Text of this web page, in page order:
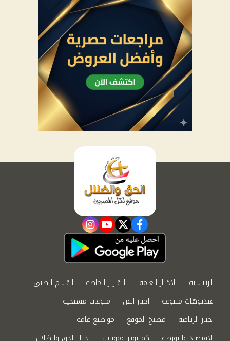
facebook
twitter
youtube
instagram
الرئيسية الاخبار العامة التقارير الخاصة
القسم الطبي
فيديوهات متنوعة
اخبار الفن
منوعات مسيحية
اخبار الرياضة
مطبخ الموقع
مواضيع عامة
الاقتصاد والبورصة
كمبيوتر وموبايل اخبار الحق والضلال